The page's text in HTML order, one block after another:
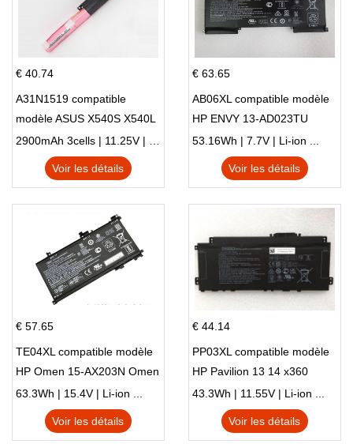
€ 40.74
A31N1519 compatible
modèle ASUS X540S X540L
X540LA-SI302 X540SA
X540S
2900mAh 3cells | 11.25V | Li-ion ...
Voir les détails
€ 63.65
AB06XL compatible modèle
HP ENVY 13-AD023TU
HSTNN-DB8C 921438-855
TPN-I128
53.16Wh | 7.7V | Li-ion ...
Voir les détails
€ 57.65
TE04XL compatible modèle
HP Omen 15-AX203N Omen
15 Series Pavilion 15 Series
63.3Wh | 15.4V | Li-ion ...
Voir les détails
€ 44.14
PP03XL compatible modèle
HP Pavilion 13 14 x360
L83388-AC1 L83388-421
HSTNN-LB8S M01118-421
M01144-005 13-BB 14-DV
43.3Wh | 11.55V | Li-ion ...
Voir les détails